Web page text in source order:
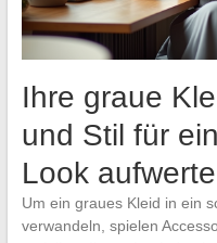
Ihre graue
und Stil für
Look
Um ein graues Kleid in ein
verwandeln, spielen